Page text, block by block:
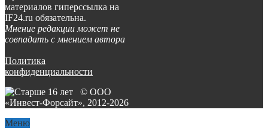
материалов гиперссылка на
IF24.ru обязательна.
Мнение редакции может не
совпадать с мнением автора
Политика
конфиденциальности
© ООО
«Инвест-Форсайт», 2012-2026
Меню